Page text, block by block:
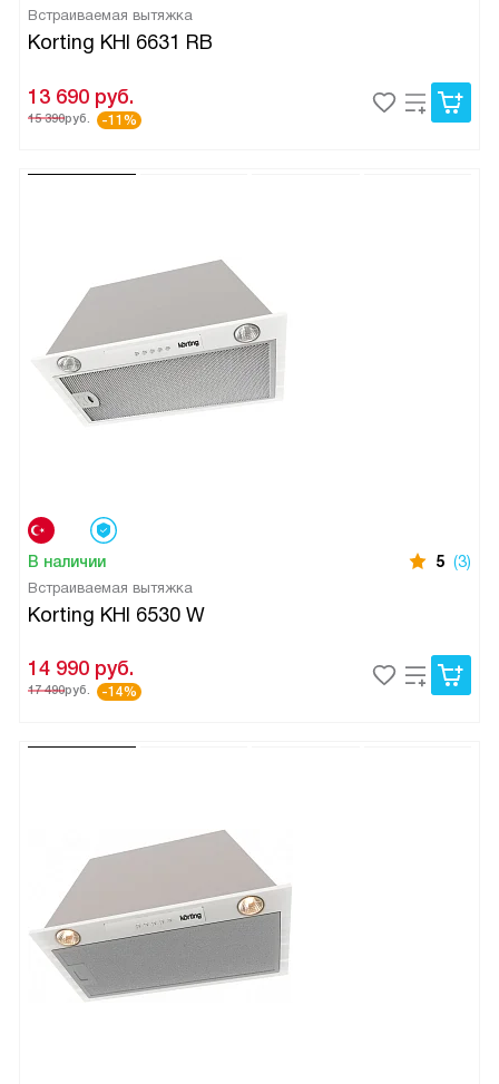
Встраиваемая вытяжка
Korting KHI 6631 RB
13 690 руб.
15 390руб. -11%
В наличии 5 (3)
Встраиваемая вытяжка
Korting KHI 6530 W
14 990 руб.
17 490руб. -14%